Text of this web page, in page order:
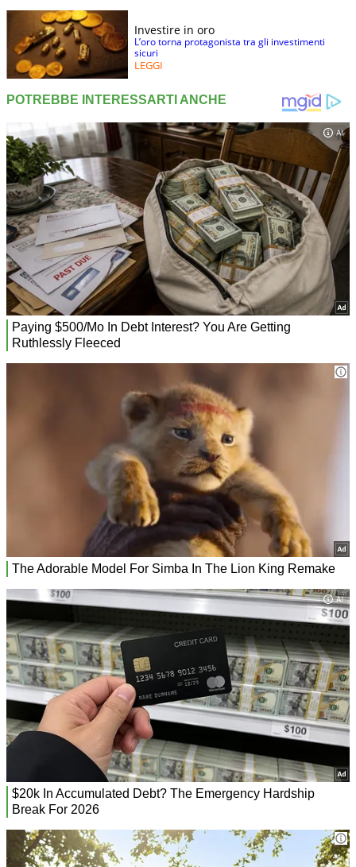
Investire in oro
L’oro torna protagonista tra gli investimenti
sicuri
LEGGI